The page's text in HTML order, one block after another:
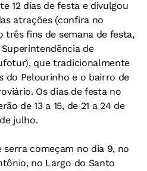
12 dias de festa e divulgou
atrações (confira no
três fins de semana de festa,
de
que tradicionalmente
do Pelourinho e o bairro de
Os dias de festa no
de 13 a 15, de 21 a 24 de
julho.
serra começam no dia 9, no
no Largo do Santo